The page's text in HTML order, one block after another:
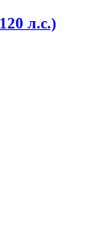
л.с.)